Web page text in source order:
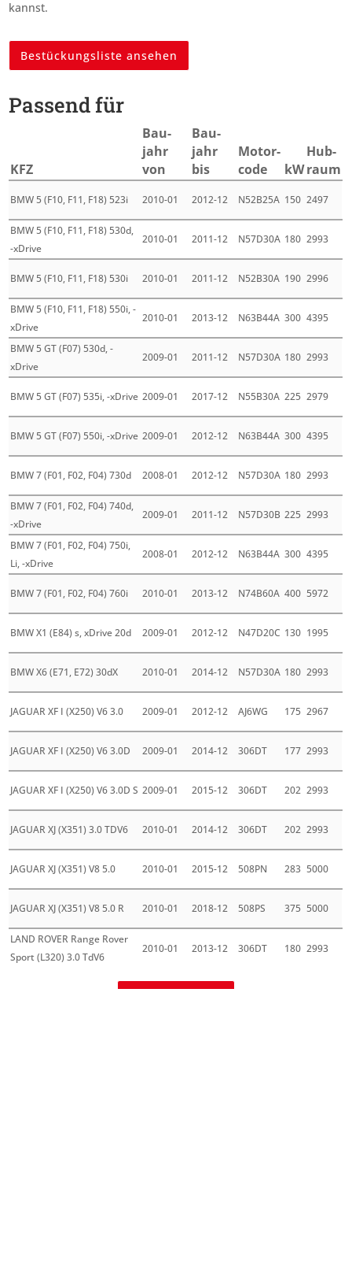
kannst.
Bestückungsliste ansehen
Passend für
KFZ
Bau­
jahr
von
Bau­
jahr
bis
Motor­
code
kW
Hub­
raum
BMW 5 (F10, F11, F18) 523i 2010-01 2012-12 N52B25A 150 2497
BMW 5 (F10, F11, F18) 530d,
-xDrive
2010-01 2011-12 N57D30A 180 2993
BMW 5 (F10, F11, F18) 530i 2010-01 2011-12 N52B30A 190 2996
BMW 5 (F10, F11, F18) 550i, -
xDrive
2010-01 2013-12 N63B44A 300 4395
BMW 5 GT (F07) 530d, -
xDrive
2009-01 2011-12 N57D30A 180 2993
BMW 5 GT (F07) 535i, -xDrive 2009-01 2017-12 N55B30A 225 2979
BMW 5 GT (F07) 550i, -xDrive 2009-01 2012-12 N63B44A 300 4395
BMW 7 (F01, F02, F04) 730d 2008-01 2012-12 N57D30A 180 2993
BMW 7 (F01, F02, F04) 740d,
-xDrive
2009-01 2011-12 N57D30B 225 2993
BMW 7 (F01, F02, F04) 750i,
Li, -xDrive
2008-01 2012-12 N63B44A 300 4395
BMW 7 (F01, F02, F04) 760i 2010-01 2013-12 N74B60A 400 5972
BMW X1 (E84) s, xDrive 20d 2009-01 2012-12 N47D20C 130 1995
BMW X6 (E71, E72) 30dX 2010-01 2014-12 N57D30A 180 2993
JAGUAR XF I (X250) V6 3.0 2009-01 2012-12 AJ6WG 175 2967
JAGUAR XF I (X250) V6 3.0D 2009-01 2014-12 306DT 177 2993
JAGUAR XF I (X250) V6 3.0D S 2009-01 2015-12 306DT 202 2993
JAGUAR XJ (X351) 3.0 TDV6 2010-01 2014-12 306DT 202 2993
JAGUAR XJ (X351) V8 5.0 2010-01 2015-12 508PN 283 5000
JAGUAR XJ (X351) V8 5.0 R 2010-01 2018-12 508PS 375 5000
LAND ROVER Range Rover
Sport (L320) 3.0 TdV6
2010-01 2013-12 306DT 180 2993
Mehr laden